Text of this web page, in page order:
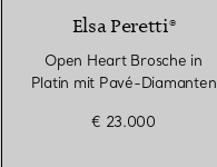
Elsa Peretti®
Open Heart Brosche in
Platin mit Pavé-Diamanten
€ 23.000